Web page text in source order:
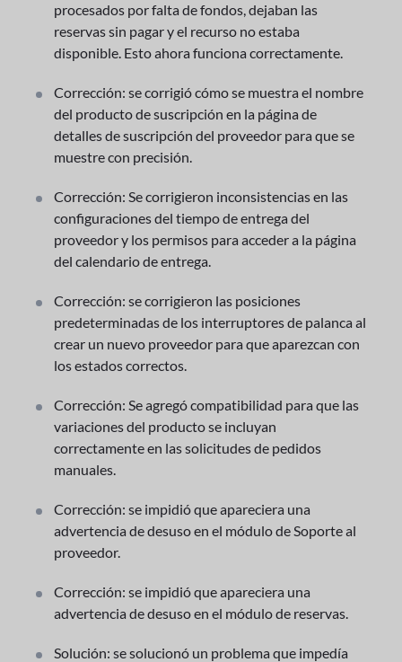
procesados por falta de fondos, dejaban las
reservas sin pagar y el recurso no estaba
disponible. Esto ahora funciona correctamente.
Corrección: se corrigió cómo se muestra el nombre
del producto de suscripción en la página de
detalles de suscripción del proveedor para que se
muestre con precisión.
Corrección: Se corrigieron inconsistencias en las
configuraciones del tiempo de entrega del
proveedor y los permisos para acceder a la página
del calendario de entrega.
Corrección: se corrigieron las posiciones
predeterminadas de los interruptores de palanca al
crear un nuevo proveedor para que aparezcan con
los estados correctos.
Corrección: Se agregó compatibilidad para que las
variaciones del producto se incluyan
correctamente en las solicitudes de pedidos
manuales.
Corrección: se impidió que apareciera una
advertencia de desuso en el módulo de Soporte al
proveedor.
Corrección: se impidió que apareciera una
advertencia de desuso en el módulo de reservas.
Solución: se solucionó un problema que impedía